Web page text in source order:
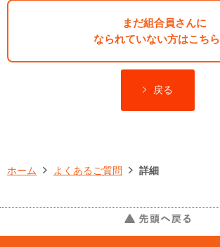
まだ組合員さんに
なられていない方はこちら
戻る
ホーム よくあるご質問 詳細